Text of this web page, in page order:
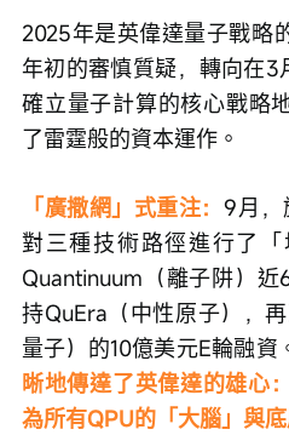
2025年是英偉達量子戰略
年初的審慎質疑，轉向在3
確立量子計算的核心戰略
了雷霆般的資本運作。
「廣撒網」式重注： 9月，
對三種技術路徑進行了
Quantinuum（離子阱）
持QuEra（中性原子），
量子）的10億美元E輪融資
晰地傳達了英偉達的雄心
為所有QPU的「大腦」與底